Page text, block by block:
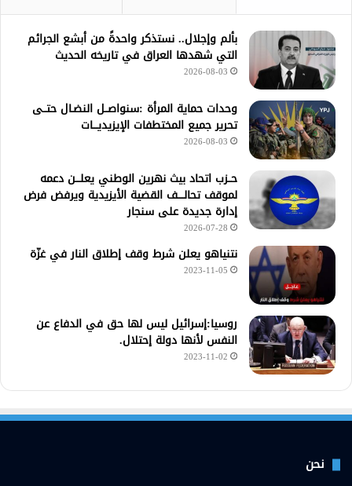
بألم وإجلال.. نستذكر واحدةً من أبشع الجرائم
التي شهدها العراق في تاريخه الحديث
2026-08-03
وحدات حماية المرأة :سنواصــل النضـال حتــى
تحرير جميع المختطفات الإيزيديـــات
2026-08-03
حــزب اتحاد بيث نهرين الوطني يعلـــن دعمه
لموقف تحالــــف القضية الأيزيدية ويرفض فرض
إدارة جديدة على سنجار
2026-07-28
نتنياهو يعلن شرط وقف إطلاق النار في غزّة
2023-11-05
روسيا:إسرائيل ليس لها حق في الدفاع عن
النفس لأنها دولة إحتلال.
2023-11-02
نحن